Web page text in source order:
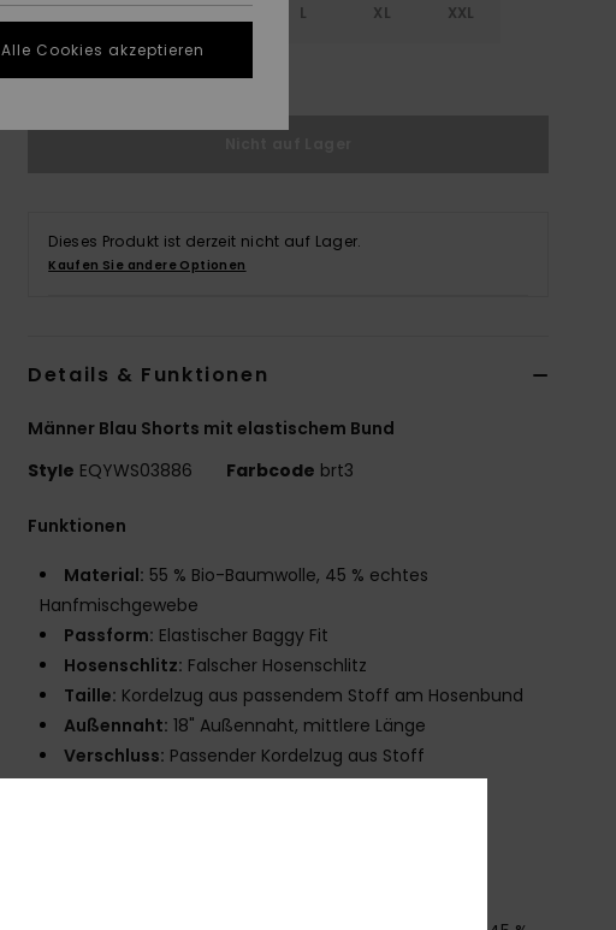
XS S M L XL XXL
Dieses Produkt ist derzeit nicht auf Lager.
Kaufen Sie andere Optionen
Details & Funktionen
Männer Blau Shorts mit elastischem Bund
Style EQYWS03886 Farbcode brt3
Funktionen
Material: 55 % Bio-Baumwolle, 45 % echtes
Hanfmischgewebe
Passform: Elastischer Baggy Fit
Hosenschlitz: Falscher Hosenschlitz
Taille: Kordelzug aus passendem Stoff am Hosenbund
Außennaht: 18" Außennaht, mittlere Länge
Verschluss: Passender Kordelzug aus Stoff
Taschen:Seitentaschen
Alle Cookies akzeptieren